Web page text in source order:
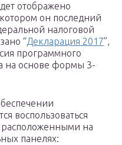
отображено
он последний
налоговой
“Декларация 2017”,
программного
на основе формы 3-
воспользоваться
на
панелях: